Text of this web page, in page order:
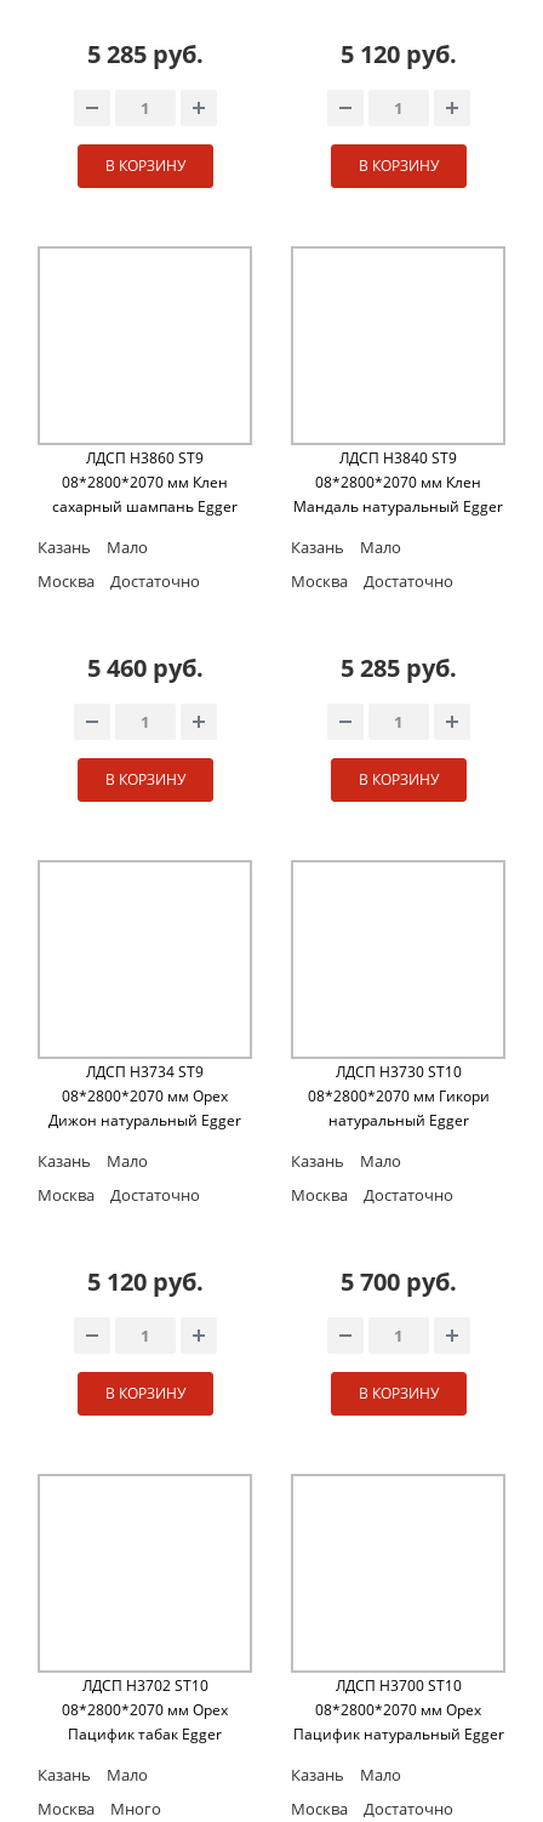
5 285 руб.
В КОРЗИНУ
5 120 руб.
В КОРЗИНУ
ЛДСП H3860 ST9
08*2800*2070 мм Клен
сахарный шампань Egger
Казань
Мало
Москва
Достаточно
5 460 руб.
В КОРЗИНУ
ЛДСП H3840 ST9
08*2800*2070 мм Клен
Мандаль натуральный Egger
Казань
Мало
Москва
Достаточно
5 285 руб.
В КОРЗИНУ
ЛДСП H3734 ST9
08*2800*2070 мм Орех
Дижон натуральный Egger
Казань
Мало
Москва
Достаточно
5 120 руб.
В КОРЗИНУ
ЛДСП H3730 ST10
08*2800*2070 мм Гикори
натуральный Egger
Казань
Мало
Москва
Достаточно
5 700 руб.
В КОРЗИНУ
ЛДСП H3702 ST10
08*2800*2070 мм Орех
Пацифик табак Egger
Казань
Мало
Москва
Много
ЛДСП H3700 ST10
08*2800*2070 мм Орех
Пацифик натуральный Egger
Казань
Мало
Москва
Достаточно